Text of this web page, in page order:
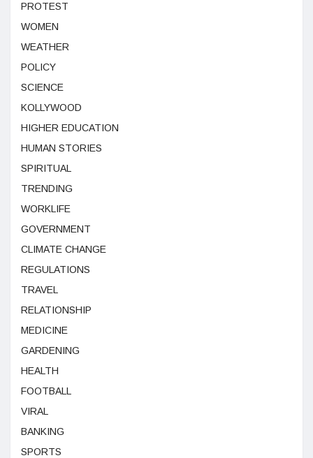
PROTEST
WOMEN
WEATHER
POLICY
SCIENCE
KOLLYWOOD
HIGHER EDUCATION
HUMAN STORIES
SPIRITUAL
TRENDING
WORKLIFE
GOVERNMENT
CLIMATE CHANGE
REGULATIONS
TRAVEL
RELATIONSHIP
MEDICINE
GARDENING
HEALTH
FOOTBALL
VIRAL
BANKING
SPORTS